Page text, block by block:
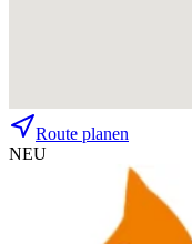
Route planen
NEU